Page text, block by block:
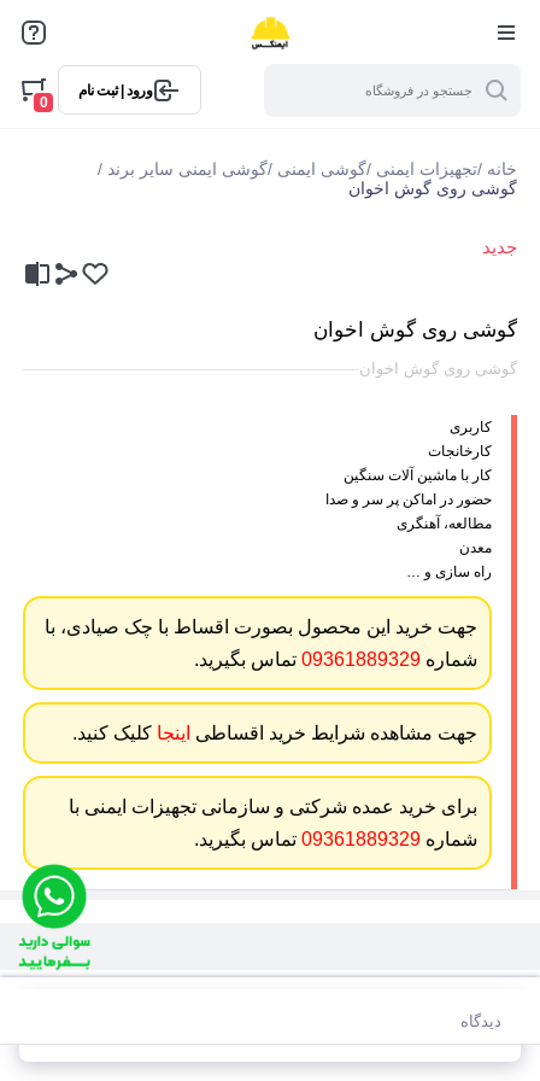
ورود | ثبت نام
0
خانه /تجهیزات ایمنی /گوشی ایمنی/گوشی ایمنی سایر برند /
گوشی روی گوش اخوان
جدید
گوشی روی گوش اخوان
گوشی روی گوش اخوان
کاربری
کارخانجات
کار با ماشین آلات سنگین
حضور در اماکن پر سر و صدا
مطالعه، آهنگری
معدن
راه سازی و …
جهت خرید این محصول بصورت اقساط با چک صیادی، با
شماره09361889329 تماس بگیرید.
جهت مشاهده شرایط خرید اقساطی اینجاکلیک کنید.
برای خرید عمده شرکتی و سازمانی تجهیزات ایمنی با
شماره09361889329 تماس بگیرید.
دیدگاه